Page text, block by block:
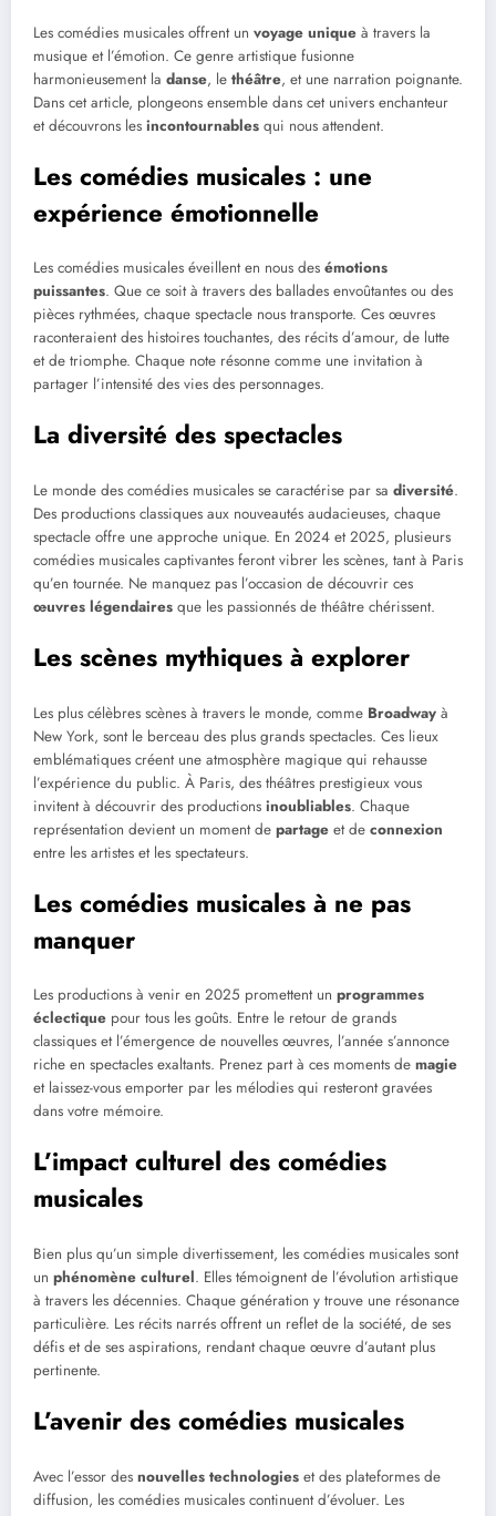
Les comédies musicales offrent un voyage unique à travers la
musique et l’émotion. Ce genre artistique fusionne
harmonieusement la danse, le théâtre, et une narration poignante.
Dans cet article, plongeons ensemble dans cet univers enchanteur
et découvrons les incontournables qui nous attendent.
Les comédies musicales : une
expérience émotionnelle
Les comédies musicales éveillent en nous des émotions
puissantes. Que ce soit à travers des ballades envoûtantes ou des
pièces rythmées, chaque spectacle nous transporte. Ces œuvres
raconteraient des histoires touchantes, des récits d’amour, de lutte
et de triomphe. Chaque note résonne comme une invitation à
partager l’intensité des vies des personnages.
La diversité des spectacles
Le monde des comédies musicales se caractérise par sa diversité.
Des productions classiques aux nouveautés audacieuses, chaque
spectacle offre une approche unique. En 2024 et 2025, plusieurs
comédies musicales captivantes feront vibrer les scènes, tant à Paris
qu’en tournée. Ne manquez pas l’occasion de découvrir ces
œuvres légendaires que les passionnés de théâtre chérissent.
Les scènes mythiques à explorer
Les plus célèbres scènes à travers le monde, comme Broadway à
New York, sont le berceau des plus grands spectacles. Ces lieux
emblématiques créent une atmosphère magique qui rehausse
l’expérience du public. À Paris, des théâtres prestigieux vous
invitent à découvrir des productions inoubliables. Chaque
représentation devient un moment de partage et de connexion
entre les artistes et les spectateurs.
Les comédies musicales à ne pas
manquer
Les productions à venir en 2025 promettent un programmes
éclectique pour tous les goûts. Entre le retour de grands
classiques et l’émergence de nouvelles œuvres, l’année s’annonce
riche en spectacles exaltants. Prenez part à ces moments de magie
et laissez-vous emporter par les mélodies qui resteront gravées
dans votre mémoire.
L’impact culturel des comédies
musicales
Bien plus qu’un simple divertissement, les comédies musicales sont
un phénomène culturel. Elles témoignent de l’évolution artistique
à travers les décennies. Chaque génération y trouve une résonance
particulière. Les récits narrés offrent un reflet de la société, de ses
défis et de ses aspirations, rendant chaque œuvre d’autant plus
pertinente.
L’avenir des comédies musicales
Avec l’essor des nouvelles technologies et des plateformes de
diffusion, les comédies musicales continuent d’évoluer. Les